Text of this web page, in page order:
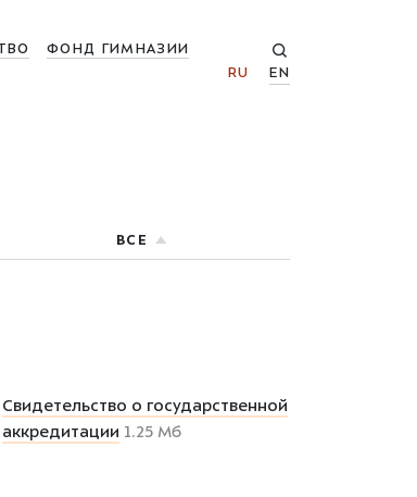
ФОНД ГИМНАЗИИ
RU EN
ВСЕ
Свидетельство о государственной
аккредитации 1.25 Мб